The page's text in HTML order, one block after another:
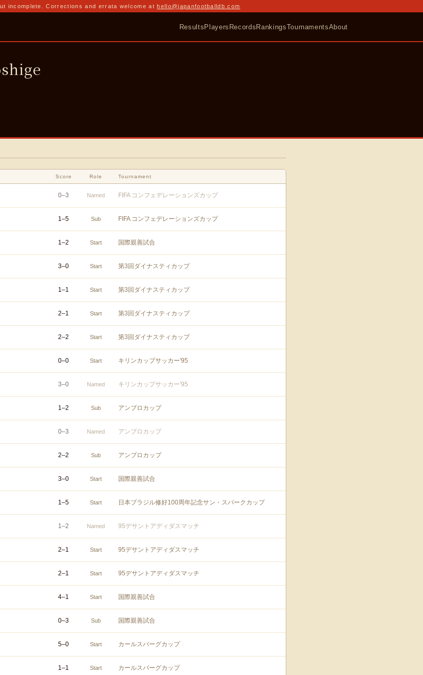
incomplete. Corrections and errata welcome at hello@japanfootballdb.com
ResultsPlayers RecordsRankingsTournamentsAbout
Score Role Tournament
0–3 Named FIFA コンフェデレーションズカップ
1–5 Sub FIFA コンフェデレーションズカップ
1–2 Start 国際親善試合
3–0 Start 第3回ダイナスティカップ
1–1 Start 第3回ダイナスティカップ
2–1 Start 第3回ダイナスティカップ
2–2 Start 第3回ダイナスティカップ
0–0 Start キリンカップサッカー'95
3–0 Named キリンカップサッカー'95
1–2 Sub アンブロカップ
0–3 Named アンブロカップ
2–2 Sub アンブロカップ
3–0 Start 国際親善試合
1–5 Start 日本ブラジル修好100周年記念サン・スパークカップ
1–2 Named 95デサントアディダスマッチ
2–1 Start 95デサントアディダスマッチ
2–1 Start 95デサントアディダスマッチ
4–1 Start 国際親善試合
0–3 Sub 国際親善試合
5–0 Start カールスバーグカップ
1–1 Start カールスバーグカップ